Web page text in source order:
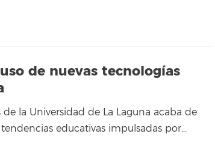
de nuevas tecnologías
la Universidad de La Laguna acaba de
educativas impulsadas por…